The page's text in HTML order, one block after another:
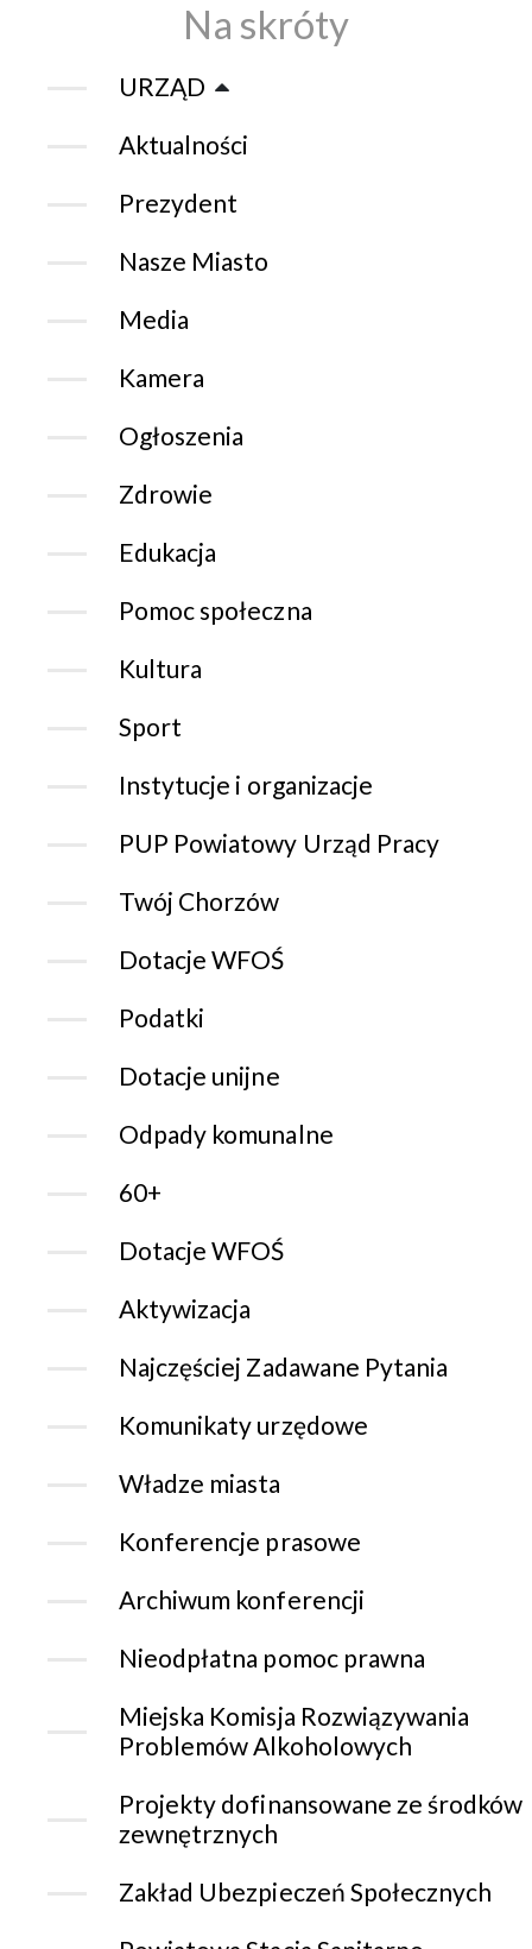
Na skróty
URZĄD
Aktualności
Prezydent
Nasze Miasto
Media
Kamera
Ogłoszenia
Zdrowie
Edukacja
Pomoc społeczna
Kultura
Sport
Instytucje i organizacje
PUP Powiatowy Urząd Pracy
Twój Chorzów
Dotacje WFOŚ
Podatki
Dotacje unijne
Odpady komunalne
60+
Dotacje WFOŚ
Aktywizacja
Najczęściej Zadawane Pytania
Komunikaty urzędowe
Władze miasta
Konferencje prasowe
Archiwum konferencji
Nieodpłatna pomoc prawna
Miejska Komisja Rozwiązywania
Problemów Alkoholowych
Projekty dofinansowane ze środków
zewnętrznych
Zakład Ubezpieczeń Społecznych